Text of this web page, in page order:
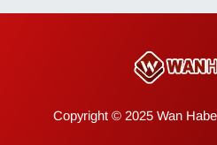
Copyright © 2025 Wan
KURDÎ